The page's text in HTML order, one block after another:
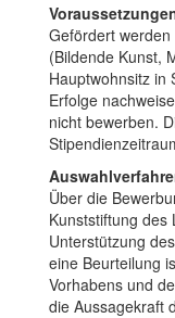
Gefördert
(Bildende Kunst,
Hauptwohnsitz in
Erfolge
nicht bewerben.
Über die
Kunststiftung des
Unterstützung
eine Beurteilung
Vorhabens und
die Aussagekraft